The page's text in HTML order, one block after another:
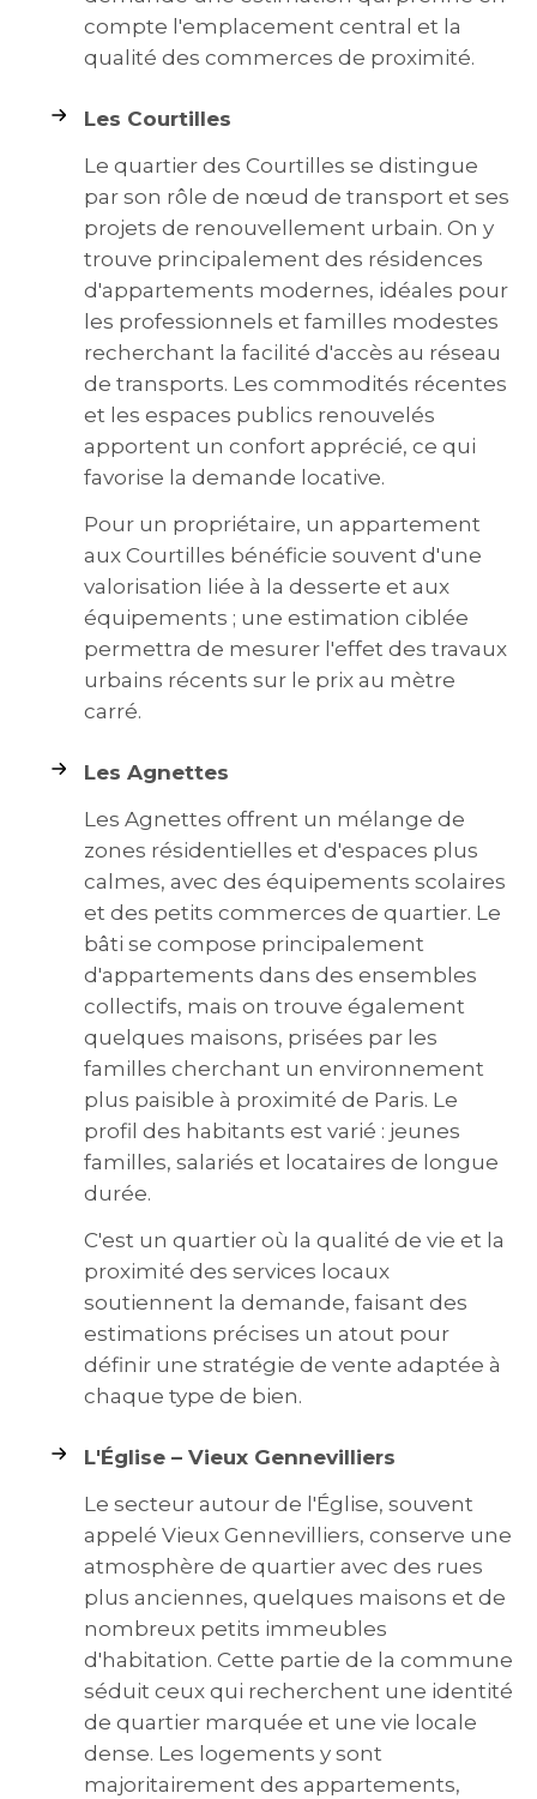
compte l'emplacement central et la
qualité des commerces de proximité.
Les Courtilles
Le quartier des Courtilles se distingue
par son rôle de nœud de transport et ses
projets de renouvellement urbain. On y
trouve principalement des résidences
d'appartements modernes, idéales pour
les professionnels et familles modestes
recherchant la facilité d'accès au réseau
de transports. Les commodités récentes
et les espaces publics renouvelés
apportent un confort apprécié, ce qui
favorise la demande locative.
Pour un propriétaire, un appartement
aux Courtilles bénéficie souvent d'une
valorisation liée à la desserte et aux
équipements ; une estimation ciblée
permettra de mesurer l'effet des travaux
urbains récents sur le prix au mètre
carré.
Les Agnettes
Les Agnettes offrent un mélange de
zones résidentielles et d'espaces plus
calmes, avec des équipements scolaires
et des petits commerces de quartier. Le
bâti se compose principalement
d'appartements dans des ensembles
collectifs, mais on trouve également
quelques maisons, prisées par les
familles cherchant un environnement
plus paisible à proximité de Paris. Le
profil des habitants est varié : jeunes
familles, salariés et locataires de longue
durée.
C'est un quartier où la qualité de vie et la
proximité des services locaux
soutiennent la demande, faisant des
estimations précises un atout pour
définir une stratégie de vente adaptée à
chaque type de bien.
L'Église – Vieux Gennevilliers
Le secteur autour de l'Église, souvent
appelé Vieux Gennevilliers, conserve une
atmosphère de quartier avec des rues
plus anciennes, quelques maisons et de
nombreux petits immeubles
d'habitation. Cette partie de la commune
séduit ceux qui recherchent une identité
de quartier marquée et une vie locale
dense. Les logements y sont
majoritairement des appartements,